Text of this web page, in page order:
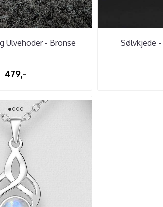
Ulvehoder - Bronse
479,-
Sølvkjede